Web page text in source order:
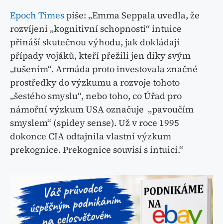
Epoch Timespíše: „Emma Seppala uvedla, že
rozvíjení „kognitivní schopnosti“ intuice
přináší skutečnou výhodu, jak dokládají
případy vojáků, kteří přežili jen díky svým
„tušením“. Armáda proto investovala značné
prostředky do výzkumu a rozvoje tohoto
„šestého smyslu“, nebo toho, co Úřad pro
námořní výzkum USA označuje „pavoučím
smyslem“ (spidey sense). Už v roce 1995
dokonce CIA odtajnila vlastní výzkum
prekognice. Prekognice souvisí s intuicí.“